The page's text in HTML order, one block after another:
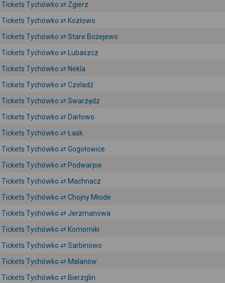
Tickets Tychówko ⇄ Zgierz
Tickets Tychówko ⇄ Kozłowo
Tickets Tychówko ⇄ Stare Bożejewo
Tickets Tychówko ⇄ Lubaszcz
Tickets Tychówko ⇄ Nekla
Tickets Tychówko ⇄ Czeladź
Tickets Tychówko ⇄ Swarzędz
Tickets Tychówko ⇄ Darłowo
Tickets Tychówko ⇄ Łask
Tickets Tychówko ⇄ Gogołowice
Tickets Tychówko ⇄ Podwarpie
Tickets Tychówko ⇄ Machnacz
Tickets Tychówko ⇄ Chojny Młode
Tickets Tychówko ⇄ Jerzmanowa
Tickets Tychówko ⇄ Komorniki
Tickets Tychówko ⇄ Sarbinowo
Tickets Tychówko ⇄ Malanów
Tickets Tychówko ⇄ Bierzglin